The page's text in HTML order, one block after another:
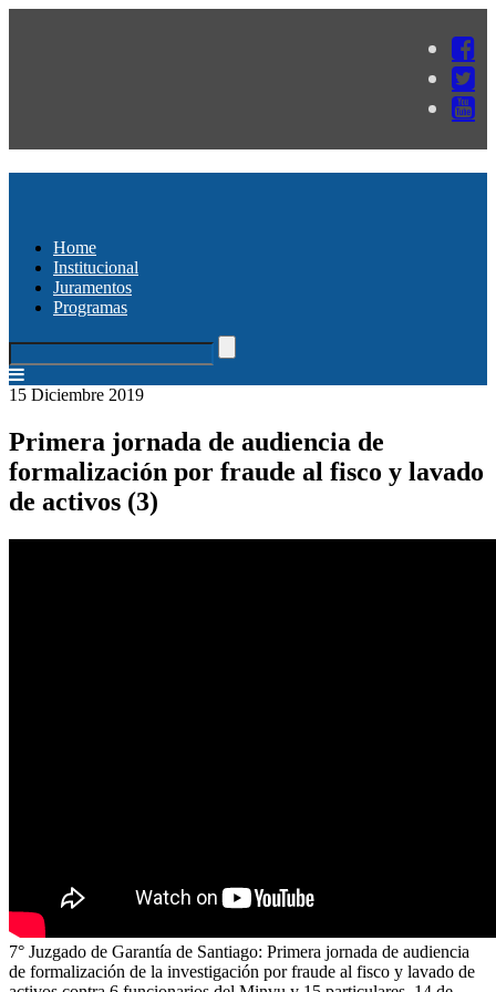
Home
Institucional
Juramentos
Programas
15 Diciembre 2019
Primera jornada de audiencia de
formalización por fraude al fisco y lavado
de activos (3)
7° Juzgado de Garantía de Santiago: Primera jornada de audiencia
de formalización de la investigación por fraude al fisco y lavado de